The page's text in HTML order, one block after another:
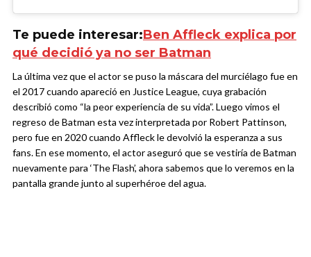
Te puede interesar:Ben Affleck explica por
qué decidió ya no ser Batman
La última vez que el actor se puso la máscara del murciélago fue en
el 2017 cuando apareció en Justice League, cuya grabación
describió como “la peor experiencia de su vida”. Luego vimos el
regreso de Batman esta vez interpretada por Robert Pattinson,
pero fue en 2020 cuando Affleck le devolvió la esperanza a sus
fans. En ese momento, el actor aseguró que se vestiría de Batman
nuevamente para ‘The Flash’, ahora sabemos que lo veremos en la
pantalla grande junto al superhéroe del agua.